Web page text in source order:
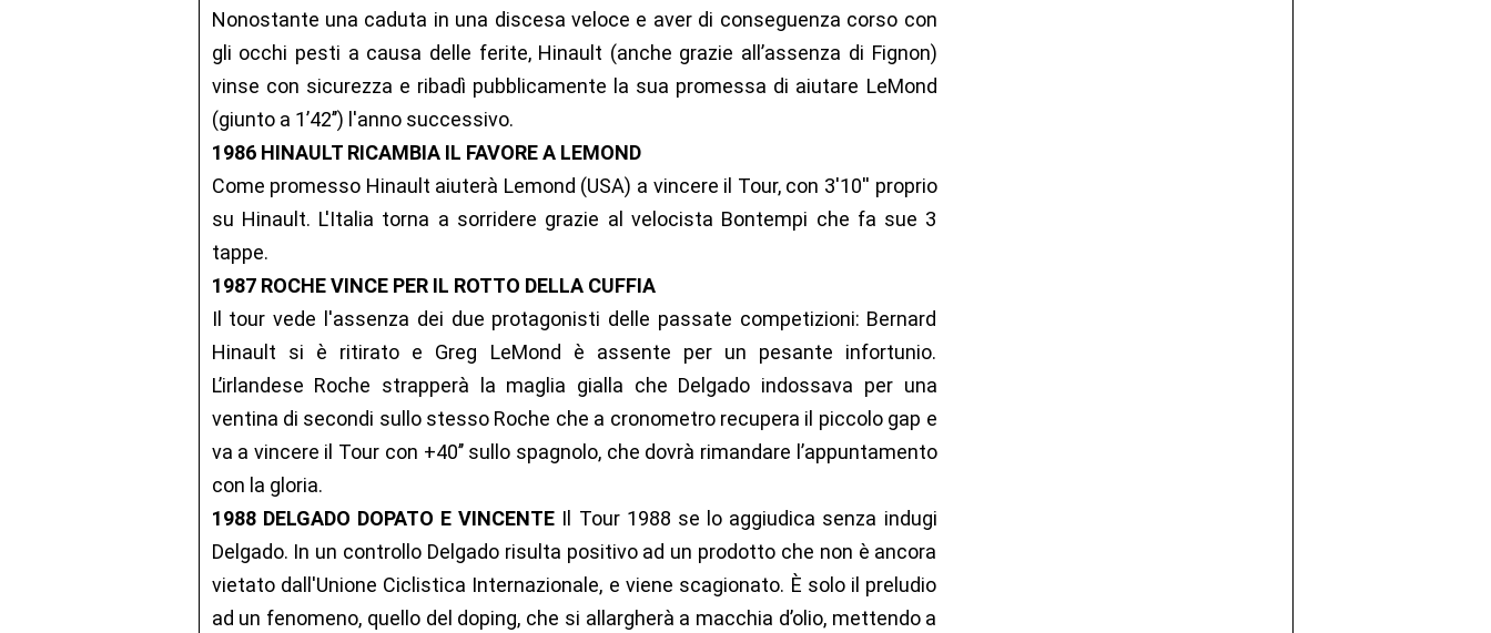
Nonostante una caduta in una discesa veloce e aver di conseguenza corso con
gli occhi pesti a causa delle ferite, Hinault (anche grazie all’assenza di Fignon)
vinse con sicurezza e ribadì pubblicamente la sua promessa di aiutare LeMond
(giunto a 1’42’’) l'anno successivo.
1986 HINAULT RICAMBIA IL FAVORE A LEMOND
Come promesso Hinault aiuterà Lemond (USA) a vincere il Tour, con 3'10'' proprio
su Hinault. L'Italia torna a sorridere grazie al velocista Bontempi che fa sue 3
tappe.
1987 ROCHE VINCE PER IL ROTTO DELLA CUFFIA
Il tour vede l'assenza dei due protagonisti delle passate competizioni: Bernard
Hinault si è ritirato e Greg LeMond è assente per un pesante infortunio.
L’irlandese Roche strapperà la maglia gialla che Delgado indossava per una
ventina di secondi sullo stesso Roche che a cronometro recupera il piccolo gap e
va a vincere il Tour con +40’’ sullo spagnolo, che dovrà rimandare l’appuntamento
con la gloria.
1988 DELGADO DOPATO E VINCENTE Il Tour 1988 se lo aggiudica senza indugi
Delgado. In un controllo Delgado risulta positivo ad un prodotto che non è ancora
vietato dall'Unione Ciclistica Internazionale, e viene scagionato. È solo il preludio
ad un fenomeno, quello del doping, che si allargherà a macchia d’olio, mettendo a